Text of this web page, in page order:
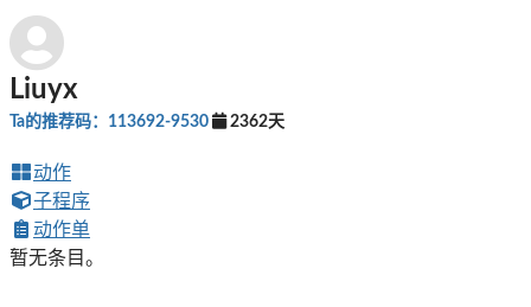
Liuyx
Ta的推荐码：113692-9530 2362天
动作
子程序
动作单
暂无条目。